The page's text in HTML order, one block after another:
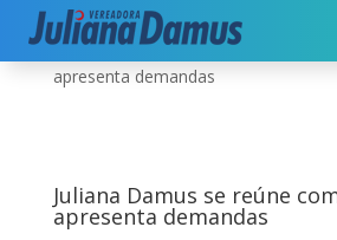
Início|Diversos|Juliana Damus se
apresenta demandas
Juliana Damus se reúne
apresenta demandas